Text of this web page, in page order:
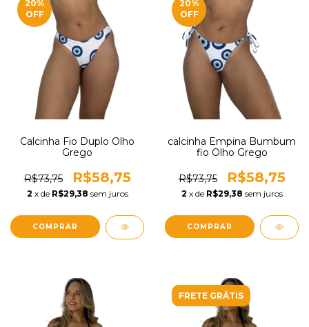
20%
OFF
Calcinha Fio Duplo Olho
Grego
R$73,75 R$58,75
2 x de R$29,38 sem juros
COMPRAR
20%
OFF
calcinha Empina Bumbum
fio Olho Grego
R$73,75 R$58,75
2 x de R$29,38 sem juros
COMPRAR
FRETE GRÁTIS